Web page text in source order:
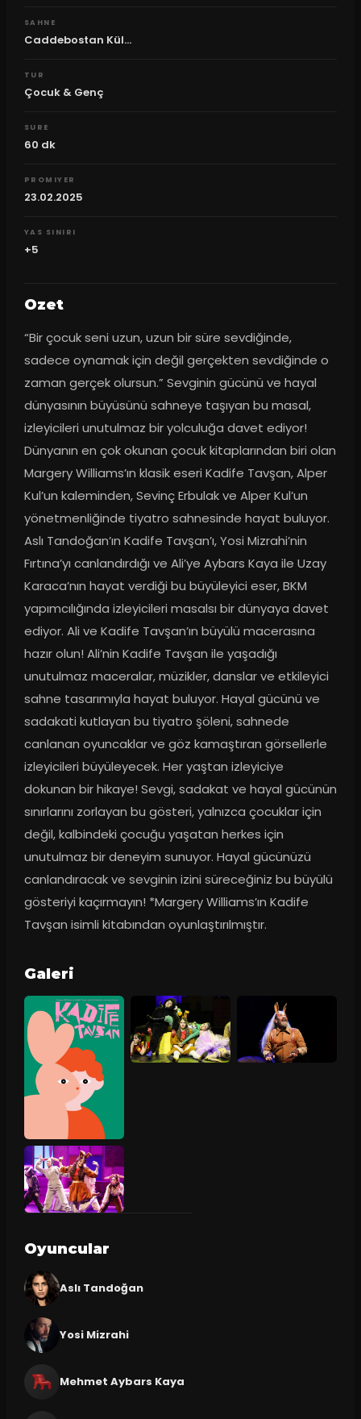
SAHNE
Caddebostan Kül...
TUR
Çocuk & Genç
SURE
60 dk
PROMIYER
23.02.2025
YAS SINIRI
+5
Ozet
“Bir çocuk seni uzun, uzun bir süre sevdiğinde,
sadece oynamak için değil gerçekten sevdiğinde o
zaman gerçek olursun.” Sevginin gücünü ve hayal
dünyasının büyüsünü sahneye taşıyan bu masal,
izleyicileri unutulmaz bir yolculuğa davet ediyor!
Dünyanın en çok okunan çocuk kitaplarından biri olan
Margery Williams’ın klasik eseri Kadife Tavşan, Alper
Kul’un kaleminden, Sevinç Erbulak ve Alper Kul’un
yönetmenliğinde tiyatro sahnesinde hayat buluyor.
Aslı Tandoğan’ın Kadife Tavşan’ı, Yosi Mizrahi’nin
Fırtına’yı canlandırdığı ve Ali’ye Aybars Kaya ile Uzay
Karaca’nın hayat verdiği bu büyüleyici eser, BKM
yapımcılığında izleyicileri masalsı bir dünyaya davet
ediyor. Ali ve Kadife Tavşan’ın büyülü macerasına
hazır olun! Ali’nin Kadife Tavşan ile yaşadığı
unutulmaz maceralar, müzikler, danslar ve etkileyici
sahne tasarımıyla hayat buluyor. Hayal gücünü ve
sadakati kutlayan bu tiyatro şöleni, sahnede
canlanan oyuncaklar ve göz kamaştıran görsellerle
izleyicileri büyüleyecek. Her yaştan izleyiciye
dokunan bir hikaye! Sevgi, sadakat ve hayal gücünün
sınırlarını zorlayan bu gösteri, yalnızca çocuklar için
değil, kalbindeki çocuğu yaşatan herkes için
unutulmaz bir deneyim sunuyor. Hayal gücünüzü
canlandıracak ve sevginin izini süreceğiniz bu büyülü
gösteriyi kaçırmayın! *Margery Williams’ın Kadife
Tavşan isimli kitabından oyunlaştırılmıştır.
Galeri
Oyuncular
Aslı Tandoğan
Yosi Mizrahi
Mehmet Aybars Kaya